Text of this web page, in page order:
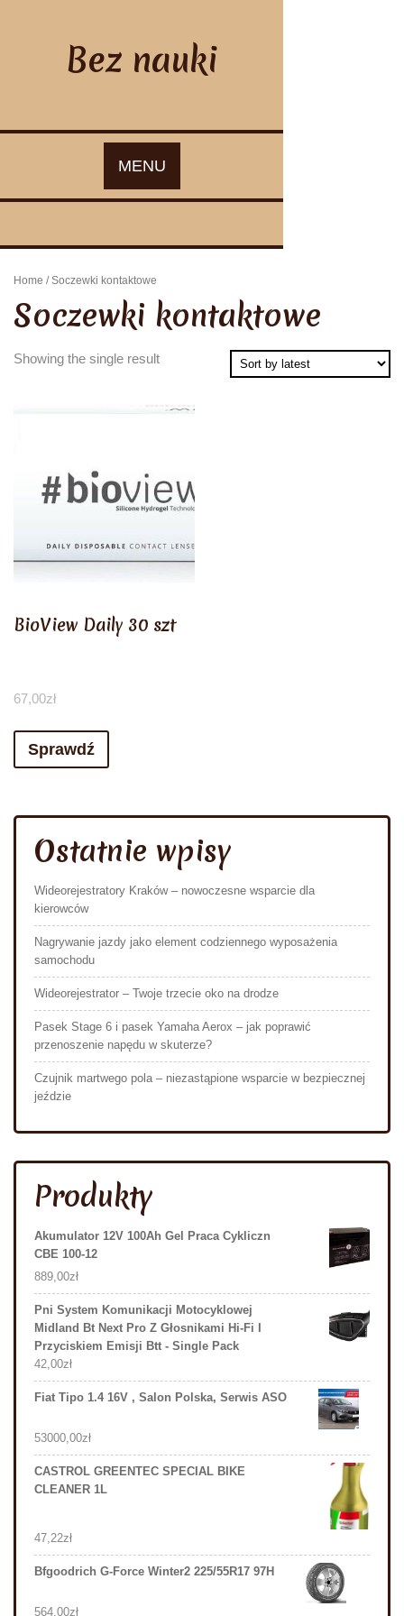
Bez nauki
MENU
Home / Soczewki kontaktowe
Soczewki kontaktowe
Showing the single result
BioView Daily 30 szt
67,00zł
Sprawdź
Ostatnie wpisy
Wideorejestratory Kraków – nowoczesne wsparcie dla
kierowców
Nagrywanie jazdy jako element codziennego wyposażenia
samochodu
Wideorejestrator – Twoje trzecie oko na drodze
Pasek Stage 6 i pasek Yamaha Aerox – jak poprawić
przenoszenie napędu w skuterze?
Czujnik martwego pola – niezastąpione wsparcie w bezpiecznej
jeździe
Produkty
Akumulator 12V 100Ah Gel Praca Cykliczn
CBE 100-12
889,00zł
Pni System Komunikacji Motocyklowej
Midland Bt Next Pro Z Głosnikami Hi-Fi I
Przyciskiem Emisji Btt - Single Pack
42,00zł
Fiat Tipo 1.4 16V , Salon Polska, Serwis ASO
53000,00zł
CASTROL GREENTEC SPECIAL BIKE
CLEANER 1L
47,22zł
Bfgoodrich G-Force Winter2 225/55R17 97H
564,00zł